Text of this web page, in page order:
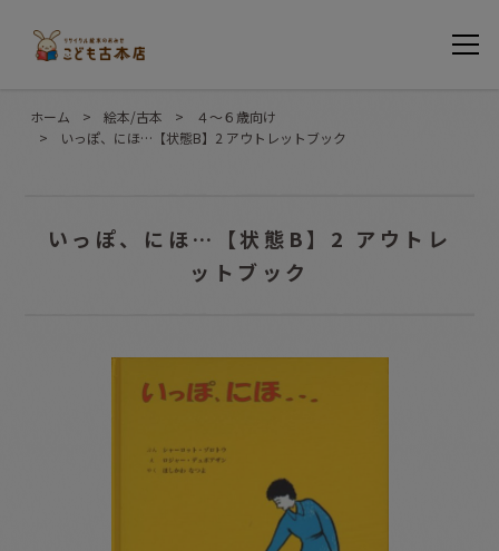
ホーム > 絵本/古本 >
４〜６歳向け
>
いっぽ、にほ…【状態B】2 アウトレットブック
いっぽ、にほ…【状態B】2 アウトレ
ットブック